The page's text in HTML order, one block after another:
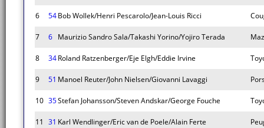
6 54Bob Wollek/Henri Pescarolo/Jean-Louis Ricci
7 6 Maurizio Sandro Sala/Takashi Yorino/Yojiro Terada
8 34Roland Ratzenberger/Eje Elgh/Eddie Irvine
9 51 Manoel Reuter/John Nielsen/Giovanni Lavaggi
10 35Stefan Johansson/Steven Andskar/George Fouche
11 31 Karl Wendlinger/Eric van de Poele/Alain Ferte